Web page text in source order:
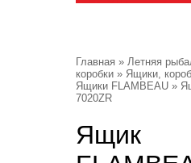
Главная » Летняя
коробки » Ящики,
Ящики FLAMBEAU »
7020ZR
Ящик